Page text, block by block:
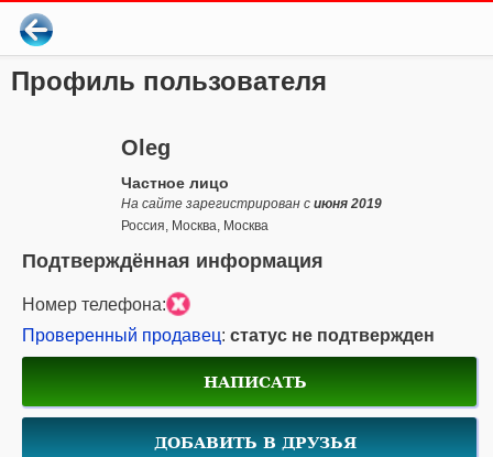
Профиль пользователя
Oleg
Частное лицо
На сайте зарегистрирован с июня 2019
Россия, Москва, Москва
Подтверждённая информация
Номер телефона:
Проверенный продавец: статус не подтвержден
НАПИСАТЬ
ДОБАВИТЬ В ДРУЗЬЯ